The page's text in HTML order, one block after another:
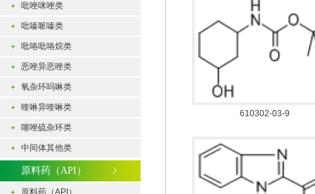
吡唑咪唑类
吡嗪哌嗪类
吡咯吡咯烷类
恶唑异恶唑类
氧杂环吗啉类
喹啉异喹啉类
噻唑硫杂环类
中间体其他类
原料药（API）
原料药（API）
610302-03-9